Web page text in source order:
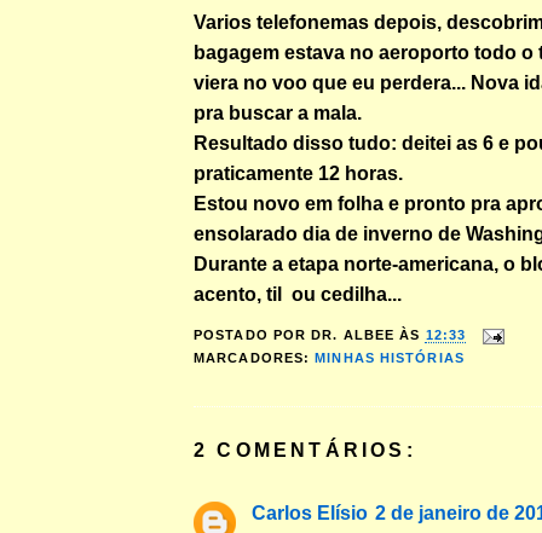
Varios telefonemas depois,
bagagem estava no aeroporto todo o
viera no voo que eu perdera... Nova
pra buscar a mala.
Resultado disso tudo: deitei as 6 e
praticamente 12 horas.
Estou novo em folha e pronto pra
ensolarado dia de inverno de
Durante a etapa norte-americana, o
acento, til ou cedilha...
POSTADO POR DR. ALBEE ÀS 12:33
MARCADORES:MINHAS HISTÓRIAS
2 COMENTÁRIOS:
Carlos Elísio 2 de janeiro de